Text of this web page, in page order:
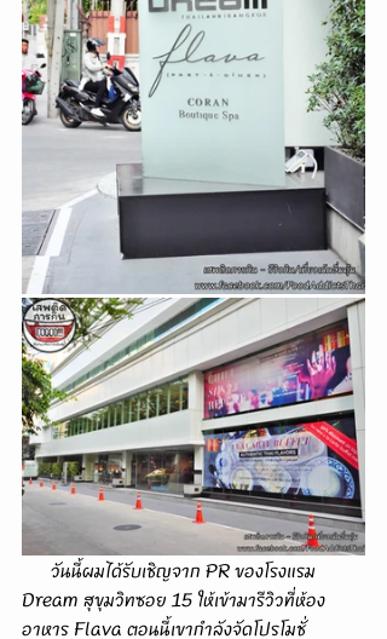
Dream สุขุมวิทซอย 15 ให้เข้ามารีวิวที่ห้อง
อาหาร Flava ตอนนี้เขากำลังจัดโปรโมชั่